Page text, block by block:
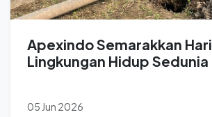
Apexindo Semarakkan Hari
Lingkungan Hidup Sedunia
05 Jun 2026